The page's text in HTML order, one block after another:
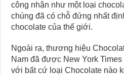
công nhận như một loại
chúng đã có chỗ đứng nhất
chocolate của thế giới.
Ngoài ra, thương hiệu
Nam đã được New York
với bất cứ loại Chocolate nào